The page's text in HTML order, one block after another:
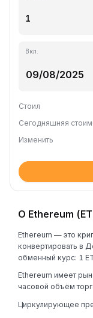
Вкл.
Стоил
Сегодняшняя
Изменить
О Ethereum
Ethereum — это
конвертировать в
обменный курс: 1
Ethereum имеет
часовой объём
Циркулирующее